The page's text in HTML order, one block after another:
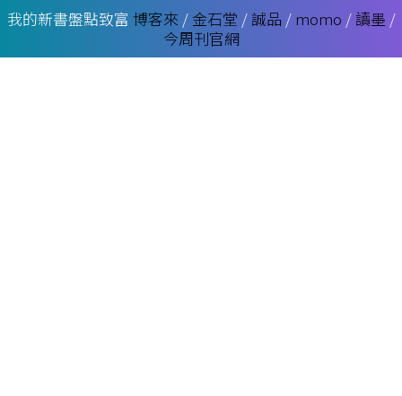
我的新書盤點致富 博客來 / 金石堂 / 誠品 / momo /讀墨 /
今周刊官網